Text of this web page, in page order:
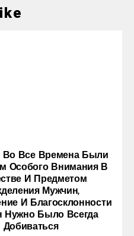
Все Времена Были
Особого Внимания В
И Предметом
Мужчин,
И Благосклонности
Было Всегда
Добиваться